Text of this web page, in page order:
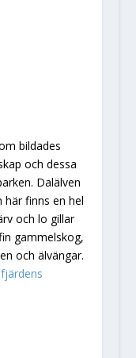
bildades
och dessa
Dalälven
här finns en hel
och lo gillar
gammelskog,
och älvängar.